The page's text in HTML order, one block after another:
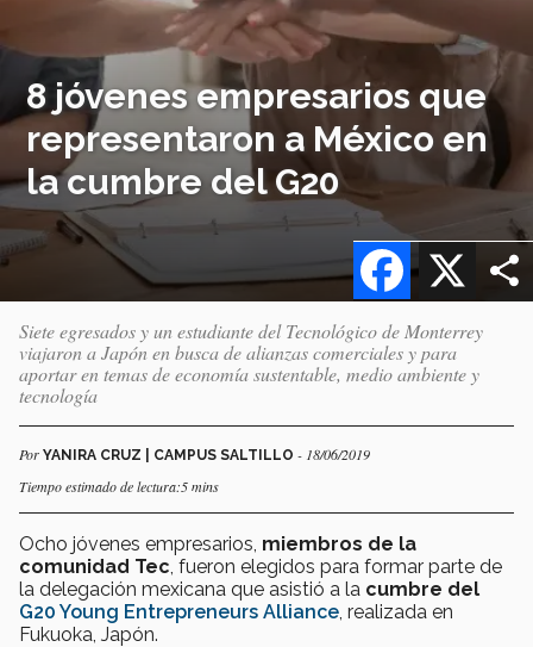
8 jóvenes empresarios que
representaron a México en
la cumbre del G20
X
Facebook
Siete egresados y un estudiante del Tecnológico de Monterrey
viajaron a Japón en busca de alianzas comerciales y para
aportar en temas de economía sustentable, medio ambiente y
tecnología
Por YANIRA CRUZ | CAMPUS SALTILLO - 18/06/2019
Tiempo estimado de lectura:5 mins
Ocho jóvenes empresarios, miembros de la
comunidad Tec , fueron elegidos para formar parte de
la delegación mexicana que asistió a la cumbre del
G20 Young Entrepreneurs Alliance , realizada en
Fukuoka, Japón.